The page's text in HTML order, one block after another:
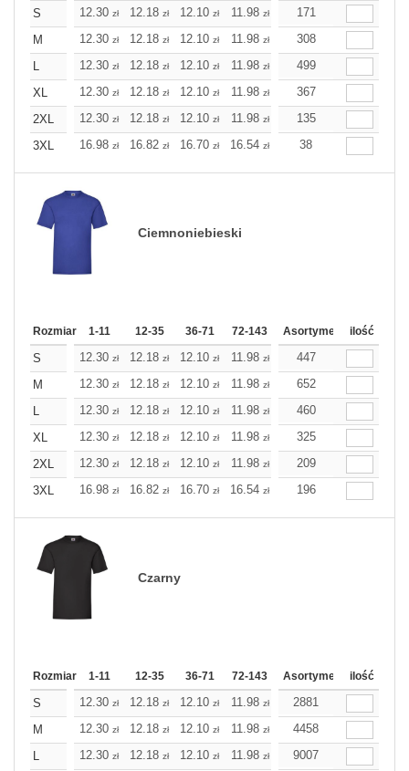
S 12.30 zł 12.18 zł 12.10 zł 11.98 zł 11.86
171
M
12.30 zł 12.18 zł 12.10 zł 11.98 zł 11.86zł
308
L
12.30 zł 12.18 zł 12.10 zł 11.98 zł 11.86zł
499
XL
12.30 zł 12.18 zł 12.10 zł 11.98 zł 11.86zł
367
2XL
12.30 zł 12.18 zł 12.10 zł 11.98 zł 11.86zł
135
3XL
16.98 zł 16.82 zł 16.70 zł 16.54 zł 16.38
38
Ciemnoniebieski
Rozmiar 1-11 12-35 36-71 72-143 144-287 288 Dodaj
Asortyment ilość
S 12.30 zł 12.18 zł 12.10 zł 11.98 zł 11.86zł
447
M
12.30 zł 12.18 zł 12.10 zł 11.98 zł 11.86zł
652
L
12.30 zł 12.18 zł 12.10 zł 11.98 zł 11.86zł
460
XL
12.30 zł 12.18 zł 12.10 zł 11.98 zł 11.86zł
325
2XL
12.30 zł 12.18 zł 12.10 zł 11.98 zł 11.86zł
209
3XL
16.98 zł 16.82 zł 16.70 zł 16.54 zł 16.38zł
196
Czarny
Rozmiar 1-11 12-35 36-71 72-143 144-287 288 Dodaj
Asortyment ilość
S 12.30 zł 12.18 zł 12.10 zł 11.98 zł 11.86zł
2881
M
12.30 zł 12.18 zł 12.10 zł 11.98 zł 11.86zł
4458
L
12.30 zł 12.18 zł 12.10 zł 11.98 zł 11.86zł
9007